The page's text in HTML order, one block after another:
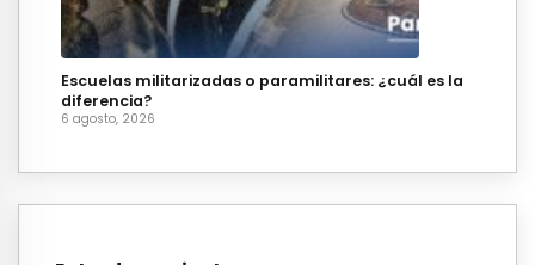
Escuelas militarizadas o paramilitares: ¿cuál es la
diferencia?
6 agosto, 2026